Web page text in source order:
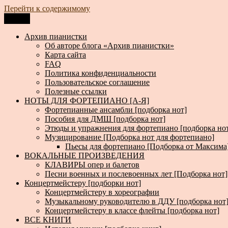
Перейти к содержимому
Архив пианистки
Всё для пианистов: ноты, книги, музыка, статьи…
Архив пианистки
Об авторе блога «Архив пианистки»
Карта сайта
FAQ
Политика конфиденциальности
Пользовательское соглашение
Полезные ссылки
НОТЫ ДЛЯ ФОРТЕПИАНО [А-Я]
Фортепианные ансамбли [подборка нот]
Пособия для ДМШ [подборка нот]
Этюды и упражнения для фортепиано [подборка
Музицирование [Подборка нот для фортепиано]
Пьесы для фортепиано [Подборка от
ВОКАЛЬНЫЕ ПРОИЗВЕДЕНИЯ
КЛАВИРЫ опер и балетов
Песни военных и послевоенных лет [Подборка нот]
Концертмейстеру [подборки нот]
Концертмейстеру в хореографии
Музыкальному руководителю в ДДУ [подборка нот]
Концертмейстеру в классе флейты [подборка нот]
ВСЕ КНИГИ